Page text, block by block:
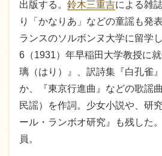
出版する。 鈴木三重吉による雑
り「かなりあ」などの童謡も発
ランスのソルボンヌ大学に留学
6（1931）年早稲田大学教授に
璃（はり）』、訳詩集『白孔雀
か、『東京行進曲』などの歌謡
民謡）を作詞。少女小説や、研
ール・ランボオ研究』も残した
員。